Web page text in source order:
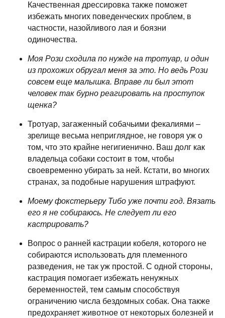
Качественная дрессировка также поможет
избежать многих поведенческих проблем, в
частности, назойливого лая и боязни
одиночества.
Моя Рози сходила по нужде на тротуар, и один
из прохожих обругал меня за это. Но ведь Рози
совсем еще малышка. Вправе ли был этот
человек так бурно реагировать на проступок
щенка?
Тротуар, загаженный собачьими фекалиями –
зрелище весьма неприглядное, не говоря уж о
том, что это крайне негигиенично. Ваш долг как
владельца собаки состоит в том, чтобы
своевременно убирать за ней. Кстати, во многих
странах, за подобные нарушения штрафуют.
Моему фокстерьеру Тибо уже почти год. Вязать
его я не собираюсь. Не следует ли его
кастрировать?
Вопрос о ранней кастрации кобеля, которого не
собираются использовать для племенного
разведения, не так уж простой. С одной стороны,
кастрация помогает избежать ненужных
беременностей, тем самым способствуя
ограничению числа бездомных собак. Она также
предохраняет животное от некоторых болезней и